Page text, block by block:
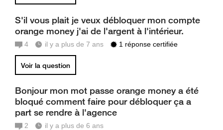
S'il vous plait je veux débloquer mon compte
orange money j'ai de l'argent à l'intérieur.
4 il y a plus de 7 ans 1 réponse certifiée
Voir la question
Bonjour mon mot passe orange money a été
bloqué comment faire pour débloquer ça a
part se rendre à l'agence
2 il y a plus de 6 ans